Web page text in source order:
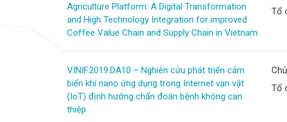
Agriculture Platform: A Digital Transformation
and High Technology Integration for improved
Coffee Value Chain and Supply Chain in Vietnam
Tổ
VINIF.2019.DA10 – Nghiên cứu phát triển cảm
biến khí nano ứng dụng trong Internet vạn vật
(IoT) định hướng chẩn đoán bệnh không can
thiệp
Tổ